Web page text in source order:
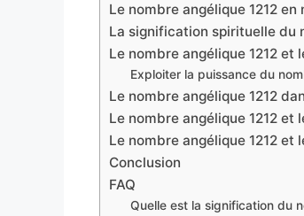
Le nombre angélique 1212 en
La signification spirituelle du
Le nombre angélique 1212 et
Exploiter la puissance du
Le nombre angélique 1212
Le nombre angélique 1212 et
Le nombre angélique 1212 et
Conclusion
FAQ
Quelle est la signification du